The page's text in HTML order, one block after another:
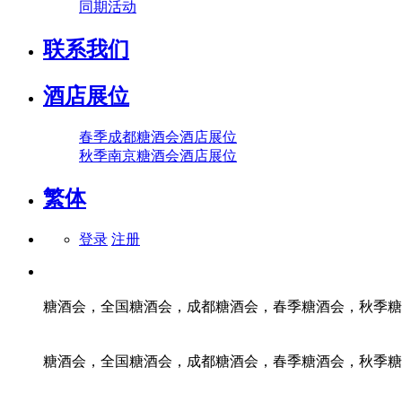
同期活动
联系我们
酒店展位
春季成都糖酒会酒店展位
秋季南京糖酒会酒店展位
繁体
登录 注册
糖酒会，全国糖酒会，成都糖酒会，春季糖酒会，秋季
糖酒会，全国糖酒会，成都糖酒会，春季糖酒会，秋季